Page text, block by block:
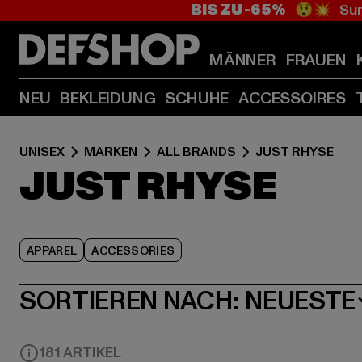
BIS ZU -65% 😲💥
MÄNNER FRAUEN
NEU BEKLEIDUNG SCHUHE ACCESSOIRES
UNISEX MARKEN ALL BRANDS JUST RHYSE
JUST RHYSE
APPAREL ACCESSORIES
SORTIEREN NACH: NEUESTE
181 ARTIKEL